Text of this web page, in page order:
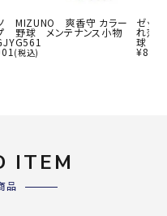
MIZUNO 爽香守 カラー
野球 メンテナンス小物
(税込)
ゼッ
れ落
球 メ
¥880
ITEM
品